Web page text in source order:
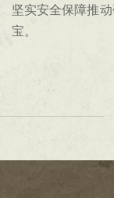
坚实安全保障推
宝。